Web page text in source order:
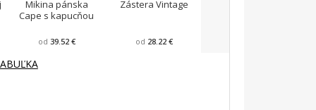
Mikina pánska
Cape s kapucňou
od 39.52 €
Zástera Vintage
od 28.22 €